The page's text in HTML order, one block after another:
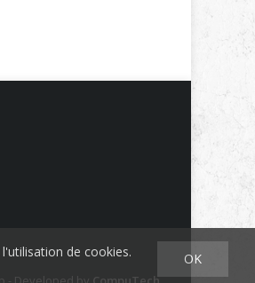
OK
de cookies.